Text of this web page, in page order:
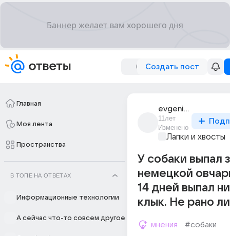
Создать пост
Главная
Моя лента
Пространства
В ТОПЕ НА ОТВЕТАХ
Информационные технологии
А сейчас что-то совсем другое
evgenii_litvin_68
11лет
Изменено
Лапки и хвосты
У собаки выпал
немецкой
14 дней выпал
клык. Не рано
мнения #собаки